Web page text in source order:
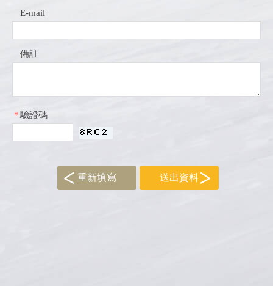
E-mail
備註
*驗證碼